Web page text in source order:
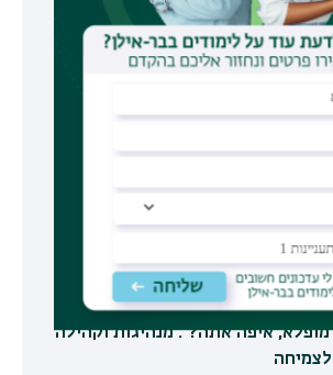
המדבר הזה: על טראומה, תנועה
, ראש התוכנית לתואר ראשון
סוציאלית, מנהלת קלינית של תוכנית
מנהלת המרכז האינטרדיסציפלינרי
טראומה
לצמוח
משיח, סגנית הנשיא לבינלאומיות
יו"ר מקצועי של נט"ל, פסיכולוגית
במחלקה לפסיכולוגיה
איפה אתה?": מנהיגות וקהילה